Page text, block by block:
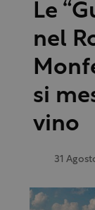
Le
nel
si
vino
31